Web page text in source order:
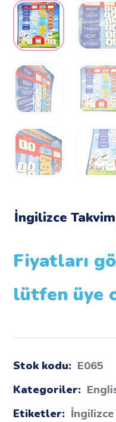
İngilizce
Fiyatları
lütfen üye
Stok kodu: E065
Kategoriler:
Etiketler: